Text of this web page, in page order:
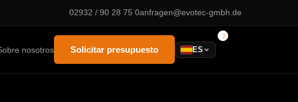
02932 / 90 28 75 0anfragen@evotec-gmbh.de
nosotros Solicitar presupuesto ES